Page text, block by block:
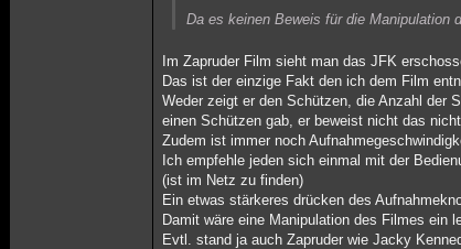
Da es keinen Beweis für die
Im Zapruder Film sieht man das JFK
Das ist der einzige Fakt den ich dem Film
Weder zeigt er den Schützen, die Anzahl der
einen Schützen gab, er beweist nicht das
Zudem ist immer noch
Ich empfehle jeden sich einmal mit der
(ist im Netz zu finden)
Ein etwas stärkeres drücken des
Damit wäre eine Manipulation des Filmes ein
Evtl. stand ja auch Zapruder wie Jacky